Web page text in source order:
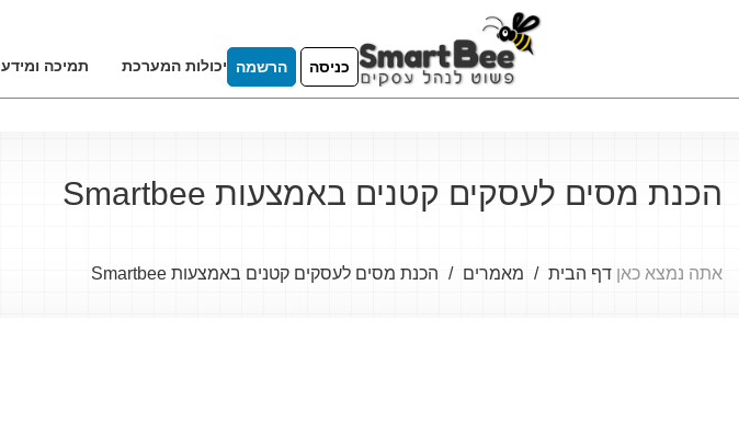
כניסה הרשמה יכולות המערכת תמיכה ומידע
הכנת מסים לעסקים קטנים באמצעות Smartbee
אתה נמצא כאן דף הבית מאמרים הכנת מסים לעסקים קטנים באמצעות Smartbee